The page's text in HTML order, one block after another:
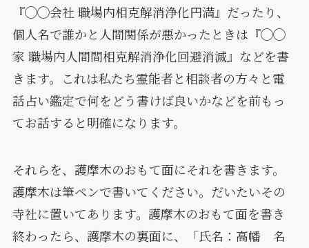
『◯◯会社 職場内相克解消浄化円満』だったり、
個人名で誰かと人間関係が悪かったときは『◯◯
家 職場内人間間相克解消浄化回避消滅』などを書
きます。これは私たち霊能者と相談者の方々と電
話占い鑑定で何をどう書けば良いかなどを前もっ
てお話すると明確になります。
それらを、護摩木のおもて面にそれを書きます。
護摩木は筆ペンで書いてください。だいたいその
寺社に置いてあります。護摩木のおもて面を書き
終わったら、護摩木の裏面に、「氏名：高幡 名